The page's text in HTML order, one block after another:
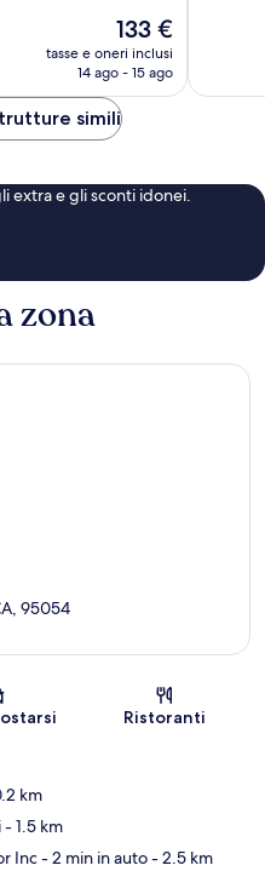
Il
prezzo
attuale
133 €
133 €
tasse e oneri inclusi
14 ago - 15 ago
simili
extra e gli sconti idonei.
zona
95054
Ristoranti
km
- 1.5 km
Inc- 2 min in auto- 2.5 km